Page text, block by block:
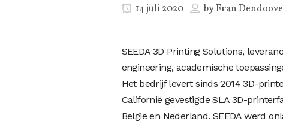
14 juli 2020 byFran
SEEDA 3D Printing Solutions,
engineering, academische
Het bedrijf levert sinds 2014 3D-
Californië gevestigde SLA 3D-
België en Nederland. SEEDA werd